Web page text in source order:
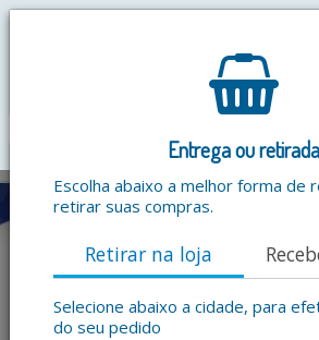
Entrega ou retirada
Escolha abaixo a melhor forma de
retirar suas compras.
Retirar na loja
Selecione abaixo a cidade, para
do seu pedido